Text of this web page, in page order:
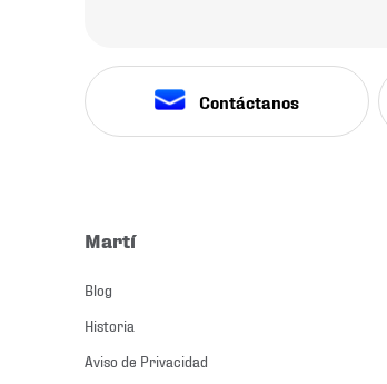
Contáctanos
Martí
Blog
Historia
Aviso de Privacidad